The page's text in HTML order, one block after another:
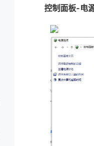
控制面板-电